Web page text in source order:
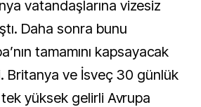
vatandaşlarına vizesiz
Daha sonra bunu
tamamını kapsayacak
Britanya ve İsveç 30 günlük
yüksek gelirli Avrupa